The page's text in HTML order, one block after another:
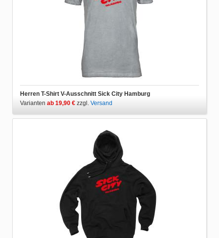
Herren T-Shirt V-Ausschnitt Sick City Hamburg
Varianten ab 19,90 € zzgl. Versand